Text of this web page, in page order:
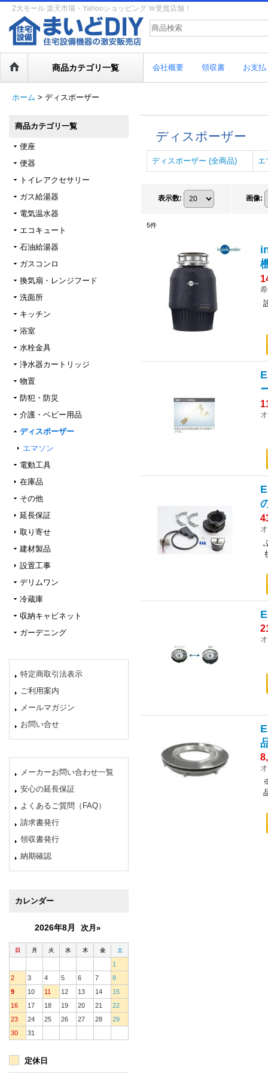
2大モール 楽天市場・Yahooショッピング Ｗ受賞店舗！
商品カテゴリ一覧 会社概要 領収書 お支
ホーム > ディスポーザー
商品カテゴリ一覧
便座
便器
トイレアクセサリー
ガス給湯器
電気温水器
エコキュート
石油給湯器
ガスコンロ
換気扇・レンジフード
洗面所
キッチン
浴室
水栓金具
浄水器カートリッジ
物置
防犯・防災
介護・ベビー用品
ディスポーザー
エマソン
電動工具
在庫品
その他
延長保証
取り寄せ
建材製品
設置工事
デリムワン
冷蔵庫
収納キャビネット
ガーデニング
特定商取引法表示
ご利用案内
メールマガジン
お問い合せ
メーカーお問い合わせ一覧
安心の延長保証
よくあるご質問（FAQ）
請求書発行
領収書発行
納期確認
カレンダー
2026年8月 次月»
日 月 火 水 木 金 土
1
2
3 4 5 6 7
8
9
10 11 12 13 14
15
16
17 18 19 20 21
22
23
24 25 26 27 28
29
30
31
定休日
ディスポーザー
ディスポーザー (全商品) エ
表示数: 画像:
5件